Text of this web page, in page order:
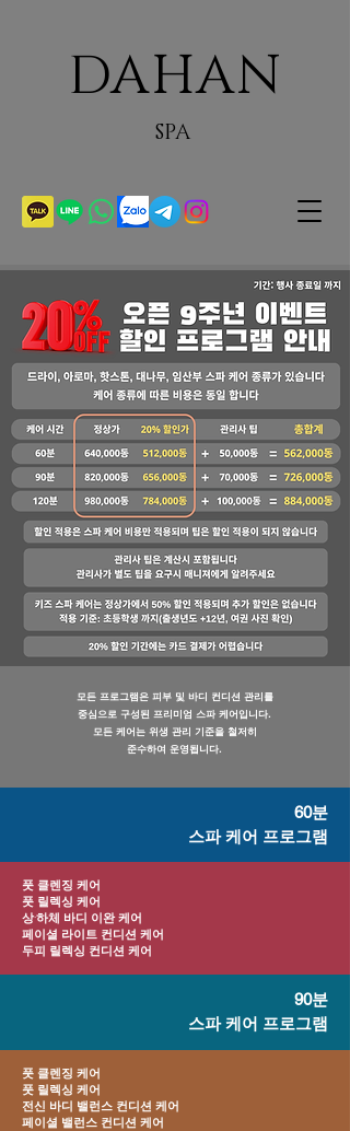
SPA
DAHAN
모든 프로그램은 피부 및 바디 컨디션 관리를
중심으로 구성된 프리미엄 스파 케어입니다.
모든 케어는 위생 관리 기준을 철저히
준수하여 운영됩니다.
60분
스파 케어 프로그램
풋 클렌징 케어
풋 릴렉싱 케어
상·하체 바디 이완 케어
페이셜 라이트 컨디션 케어
두피 릴렉싱 컨디션 케어
90분
스파 케어 프로그램
풋 클렌징 케어
풋 릴렉싱 케어
전신 바디 밸런스 컨디션 케어
페이셜 밸런스 컨디션 케어